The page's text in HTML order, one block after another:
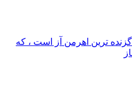
ترین اهرمن آز است ، که